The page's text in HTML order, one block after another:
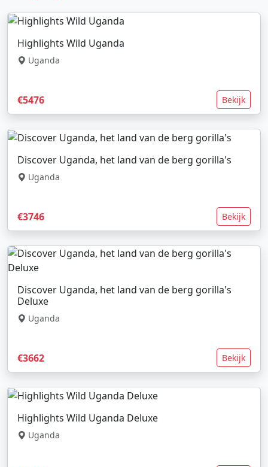
Highlights Wild Uganda
Uganda
€5476 Bekijk
Discover Uganda, het land van de berg gorilla's
Uganda
€3746 Bekijk
Discover Uganda, het land van de berg gorilla's
Deluxe
Uganda
€3662 Bekijk
Highlights Wild Uganda Deluxe
Uganda